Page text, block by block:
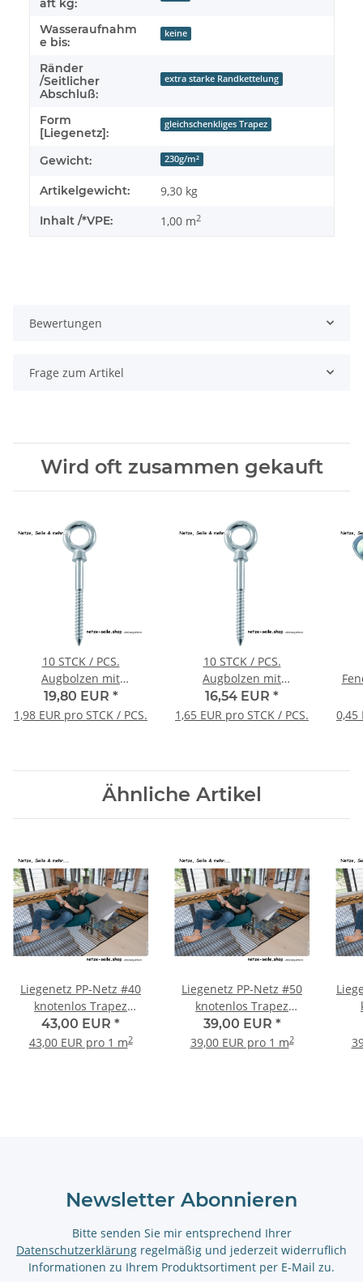
aft kg:
Wasseraufnahm
e bis:
keine
Ränder
/Seitlicher
Abschluß:
extra starke Randkettelung
Form
[Liegenetz]:
gleichschenkliges Trapez
Gewicht: 230g/m²
Artikelgewicht: 9,30 kg
Inhalt /*VPE: 1,00 m2
Bewertungen
Frage zum Artikel
Wird oft zusammen gekauft
10 STCK / PCS.
Augbolzen mit
Holzgewinde A4
6x60mm
19,80 EUR *
1,98 EUR pro STCK / PCS.
10 STCK / PCS.
Augbolzen mit
Holzgewinde A4
6x80mm
16,54 EUR *
1,65 EUR pro STCK / PCS.
0,45
Ähnliche Artikel
Liegenetz PP-Netz #40
knotenlos Trapez
(gleichschenklig)
43,00 EUR *
43,00 EUR pro 1 m2
Liegenetz PP-Netz #50
knotenlos Trapez
(gleichschenklig)
39,00 EUR *
39,00 EUR pro 1 m2
Newsletter Abonnieren
Bitte senden Sie mir entsprechend Ihrer
Datenschutzerklärung regelmäßig und jederzeit widerruflich
Informationen zu Ihrem Produktsortiment per E-Mail zu.